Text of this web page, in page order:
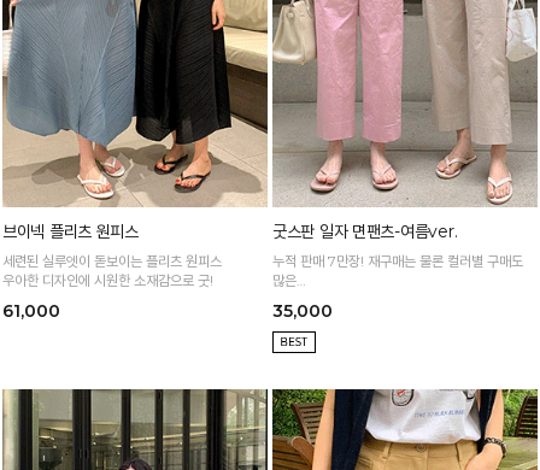
브이넥 플리츠 원피스
세련된 실루엣이 돋보이는 플리츠 원피스
우아한 디자인에 시원한 소재감으로 굿!
61,000
굿스판 일자 면팬츠-여름ver.
누적 판매 7만장! 재구매는 물론 컬러별 구매도
많은
35,000